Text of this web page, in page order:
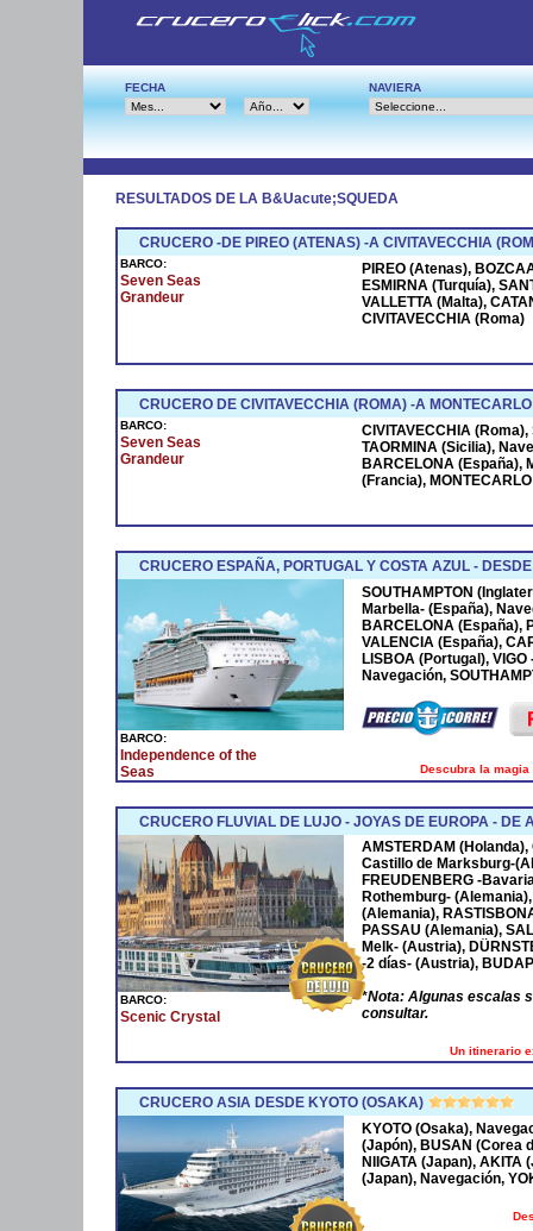
FECHA NAVIERA
RESULTADOS DE LA B&Uacute;SQUEDA
CRUCERO -DE PIREO (ATENAS) -A CIVITAVECCHIA
BARCO:
Seven Seas
Grandeur
PIREO (Atenas),
ESMIRNA (Turquía),
VALLETTA (Malta),
CIVITAVECCHIA (Roma)
CRUCERO DE CIVITAVECCHIA (ROMA) -A
BARCO:
Seven Seas
Grandeur
CIVITAVECCHIA
TAORMINA (Sicilia),
BARCELONA (España),
(Francia),
CRUCERO ESPAÑA, PORTUGAL Y COSTA AZUL -
BARCO:
Independence of the
Seas
SOUTHAMPTON
Marbella- (España),
BARCELONA (España),
VALENCIA (España),
LISBOA (Portugal),
Navegación,
Descubra la
CRUCERO FLUVIAL DE LUJO - JOYAS DE EUROPA - DE
BARCO:
Scenic Crystal
AMSTERDAM (Holanda),
Castillo de Marksburg-
FREUDENBERG -
Rothemburg-
(Alemania),
PASSAU (Alemania),
Melk- (Austria),
-2 días- (Austria),
*Nota: Algunas escalas
consultar.
Un itinerario
CRUCERO ASIA DESDE KYOTO (OSAKA)
KYOTO (Osaka),
(Japón), BUSAN (Corea
NIIGATA (Japan), AKITA
(Japan), Navegación,